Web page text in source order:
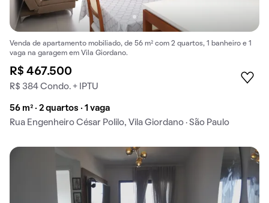
Venda de apartamento mobiliado, de 56 m² com 2 quartos, 1 banheiro e 1
vaga na garagem em Vila Giordano.
R$ 467.500
R$ 384 Condo. + IPTU
56 m² · 2 quartos · 1 vaga
Rua Engenheiro César Polilo, Vila Giordano · São Paulo